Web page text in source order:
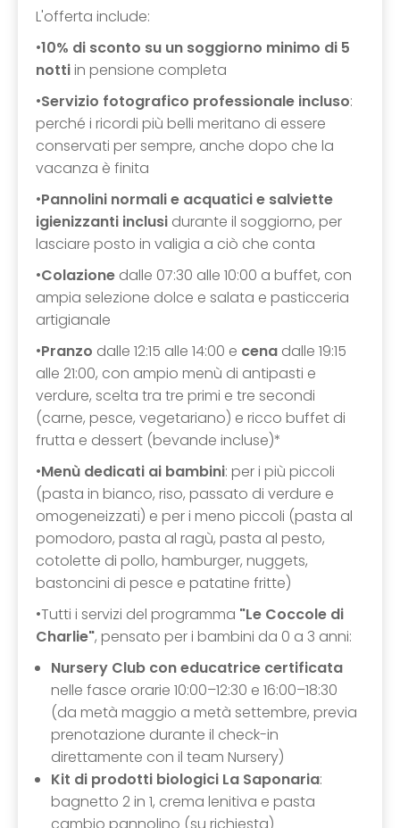
L'offerta include:
•10% di sconto su un soggiorno minimo di 5
nottiin pensione completa
•Servizio fotografico professionale incluso:
perché i ricordi più belli meritano di essere
conservati per sempre, anche dopo che la
vacanza è finita
•Pannolini normali e acquatici e salviette
igienizzanti inclusi durante il soggiorno, per
lasciare posto in valigia a ciò che conta
•Colazione dalle 07:30 alle 10:00 a buffet, con
ampia selezione dolce e salata e pasticceria
artigianale
•Pranzo dalle 12:15 alle 14:00 e cena dalle 19:15
alle 21:00, con ampio menù di antipasti e
verdure, scelta tra tre primi e tre secondi
(carne, pesce, vegetariano) e ricco buffet di
frutta e dessert (bevande incluse)*
•Menù dedicati ai bambini: per i più piccoli
(pasta in bianco, riso, passato di verdure e
omogeneizzati) e per i meno piccoli (pasta al
pomodoro, pasta al ragù, pasta al pesto,
cotolette di pollo, hamburger, nuggets,
bastoncini di pesce e patatine fritte)
•Tutti i servizi del programma "Le Coccole di
Charlie", pensato per i bambini da 0 a 3 anni:
Nursery Club con educatrice certificata
nelle fasce orarie 10:00–12:30 e 16:00–18:30
(da metà maggio a metà settembre, previa
prenotazione durante il check-in
direttamente con il team Nursery)
Kit di prodotti biologici La Saponaria:
bagnetto 2 in 1, crema lenitiva e pasta